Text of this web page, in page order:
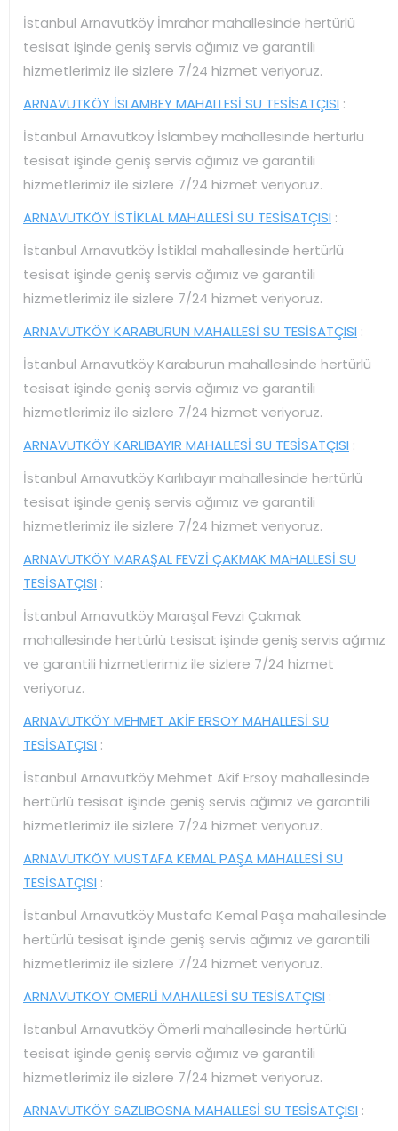
İstanbul Arnavutköy İmrahor mahallesinde hertürlü
tesisat işinde geniş servis ağımız ve garantili
hizmetlerimiz ile sizlere 7/24 hizmet veriyoruz.
ARNAVUTKÖY İSLAMBEY MAHALLESİ SU TESİSATÇISI :
İstanbul Arnavutköy İslambey mahallesinde hertürlü
tesisat işinde geniş servis ağımız ve garantili
hizmetlerimiz ile sizlere 7/24 hizmet veriyoruz.
ARNAVUTKÖY İSTİKLAL MAHALLESİ SU TESİSATÇISI :
İstanbul Arnavutköy İstiklal mahallesinde hertürlü
tesisat işinde geniş servis ağımız ve garantili
hizmetlerimiz ile sizlere 7/24 hizmet veriyoruz.
ARNAVUTKÖY KARABURUN MAHALLESİ SU TESİSATÇISI :
İstanbul Arnavutköy Karaburun mahallesinde hertürlü
tesisat işinde geniş servis ağımız ve garantili
hizmetlerimiz ile sizlere 7/24 hizmet veriyoruz.
ARNAVUTKÖY KARLIBAYIR MAHALLESİ SU TESİSATÇISI :
İstanbul Arnavutköy Karlıbayır mahallesinde hertürlü
tesisat işinde geniş servis ağımız ve garantili
hizmetlerimiz ile sizlere 7/24 hizmet veriyoruz.
ARNAVUTKÖY MARAŞAL FEVZİ ÇAKMAK MAHALLESİ SU
TESİSATÇISI :
İstanbul Arnavutköy Maraşal Fevzi Çakmak
mahallesinde hertürlü tesisat işinde geniş servis ağımız
ve garantili hizmetlerimiz ile sizlere 7/24 hizmet
veriyoruz.
ARNAVUTKÖY MEHMET AKİF ERSOY MAHALLESİ SU
TESİSATÇISI :
İstanbul Arnavutköy Mehmet Akif Ersoy mahallesinde
hertürlü tesisat işinde geniş servis ağımız ve garantili
hizmetlerimiz ile sizlere 7/24 hizmet veriyoruz.
ARNAVUTKÖY MUSTAFA KEMAL PAŞA MAHALLESİ SU
TESİSATÇISI :
İstanbul Arnavutköy Mustafa Kemal Paşa mahallesinde
hertürlü tesisat işinde geniş servis ağımız ve garantili
hizmetlerimiz ile sizlere 7/24 hizmet veriyoruz.
ARNAVUTKÖY ÖMERLİ MAHALLESİ SU TESİSATÇISI :
İstanbul Arnavutköy Ömerli mahallesinde hertürlü
tesisat işinde geniş servis ağımız ve garantili
hizmetlerimiz ile sizlere 7/24 hizmet veriyoruz.
ARNAVUTKÖY SAZLIBOSNA MAHALLESİ SU TESİSATÇISI :